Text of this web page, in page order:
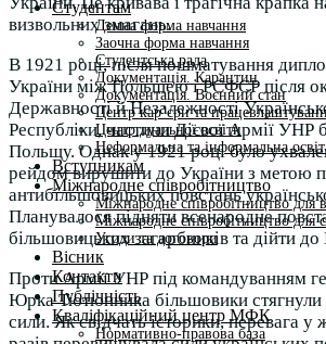
Студентам
Денна форма навчання
Заочна форма навчання
Студентська рада
Документація. Карантин
Документація. Воєнний стан
Центр кар’єри та
Центр дуальної освіти
Неформальна та інформальна
Вступникам
Міжнародне співробітництво
Міжнародне співробітництво для
Міжнародне співробітництво для
Угоди та договори
Вісник
Контакти
Публічність
Кваліфікаційний центр МФК
Нормативно-правова база
визвольних змагань.
В 1921 році, після пошматування
України між Польщею і РСФСР після
Державності й Незалежності
Республіки, частини Дієвої Армії УНР
Польщу. Однак у 1921 році було
рейдом вирушити до України з метою
антибільшовицьких повстань
Планувалося підняти всенародне
більшовицьких загарбників та дійти до
Проти Армії УНР під командуванням
Юрка Тютюнника більшовики стягнули
сили. Як свідчать історики, перевага у